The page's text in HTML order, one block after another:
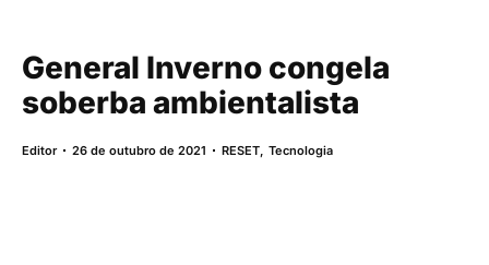
General Inverno congela
soberba ambientalista
Editor 26 de outubro de 2021 RESET,Tecnologia